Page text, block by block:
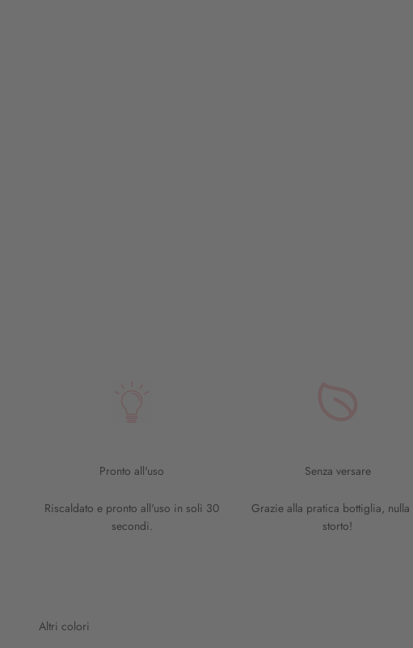
Pronto all'uso
Riscaldato e pronto all'uso in soli 30
secondi.
Senza versare
Grazie alla pratica bottiglia, nulla
storto!
Altri colori